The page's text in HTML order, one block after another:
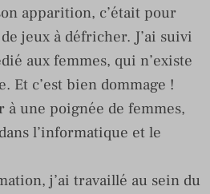
apparition, c’était pour
jeux à défricher. J’ai suivi
aux femmes, qui n’existe
Et c’est bien dommage !
à une poignée de femmes,
l’informatique et le
j’ai travaillé au sein du